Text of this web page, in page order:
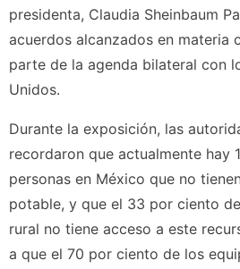
presidenta, Claudia Sheinbaum
acuerdos alcanzados en materia
parte de la agenda bilateral con
Unidos.
Durante la exposición, las
recordaron que actualmente hay
personas en México que no
potable, y que el 33 por ciento
rural no tiene acceso a este
a que el 70 por ciento de los